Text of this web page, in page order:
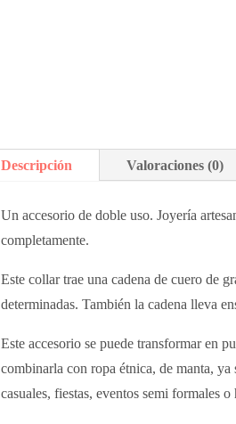
Descripción Valoraciones (0)
Un accesorio de doble uso. Joyería
completamente.
Este collar trae una cadena de cuero de
determinadas. También la cadena lleva
Este accesorio se puede transformar en
combinarla con ropa étnica, de manta,
casuales, fiestas, eventos semi formales